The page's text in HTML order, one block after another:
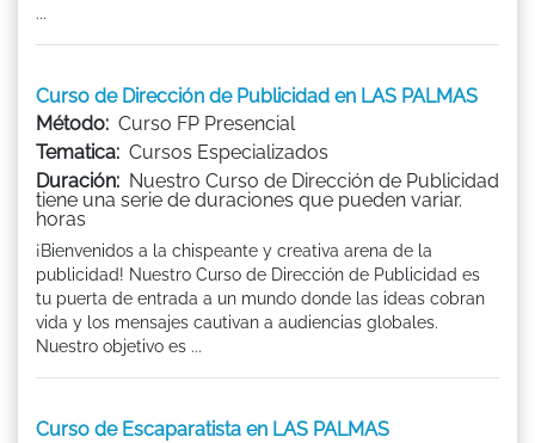
...
Curso de Dirección de Publicidad en LAS PALMAS
Método: Curso FP Presencial
Tematica: Cursos Especializados
Duración: Nuestro Curso de Dirección de Publicidad
tiene una serie de duraciones que pueden variar.
horas
¡Bienvenidos a la chispeante y creativa arena de la
publicidad! Nuestro Curso de Dirección de Publicidad es
tu puerta de entrada a un mundo donde las ideas cobran
vida y los mensajes cautivan a audiencias globales.
Nuestro objetivo es ...
Curso de Escaparatista en LAS PALMAS